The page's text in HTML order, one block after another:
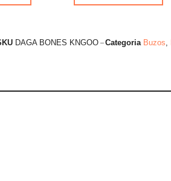
DAGA BONES KNGOO Categoria Buzos,